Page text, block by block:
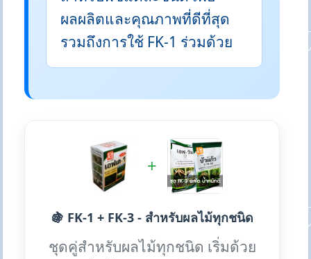
ผลผลิตและคุณภาพที่ดีที่สุด
รวมถึงการใช้ FK-1 ร่วมด้วย
+
🍇 FK-1 + FK-3 - สำหรับผลไม้ทุกชนิด
ชุดคู่สำหรับผลไม้ทุกชนิด เริ่มด้วย